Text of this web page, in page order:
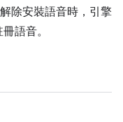
除安裝語音時，引擎
語音。